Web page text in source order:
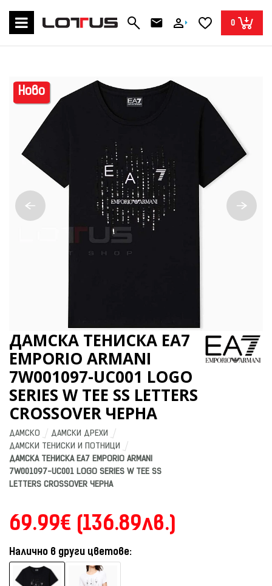
0
Ново
ДАМСКА ТЕНИСКА EA7
EMPORIO ARMANI
7W001097-UC001 LOGO
SERIES W TEE SS LETTERS
CROSSOVER ЧЕРНА
ДАМСКО
ДАМСКИ ДРЕХИ
ДАМСКИ ТЕНИСКИ И ПОТНИЦИ
ДАМСКА ТЕНИСКА EA7 EMPORIO ARMANI
7W001097-UC001 LOGO SERIES W TEE SS
LETTERS CROSSOVER ЧЕРНА
69.99€ (136.89лв.)
Налично в други цветове: